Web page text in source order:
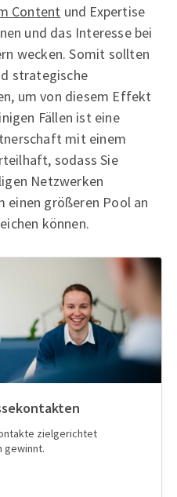
Content und Expertise
und das Interesse bei
wecken. Somit sollten
strategische
um von diesem Effekt
Fällen ist eine
mit einem
sodass Sie
Netzwerken
einen größeren Pool an
können.
zielgerichtet
gewinnt.